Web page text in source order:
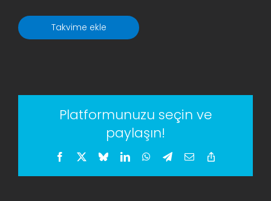
Takvime ekle
Platformunuzu seçin ve
paylaşın!
Facebook BlueskyLinkedInWhatsApp
Telegram
E-